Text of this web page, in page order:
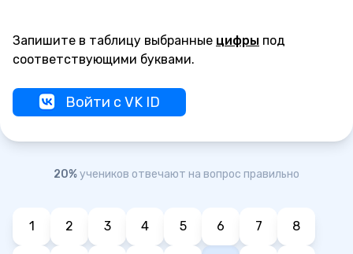
Запишите в таблицу выбранные цифры под
соответствующими буквами.
Войти с VK ID
20%учеников отвечают на вопрос правильно
1 2 3 4 5 6 7 8